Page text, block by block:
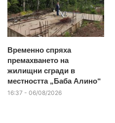
Временно спряха
премахването на
жилищни сгради в
местността „Баба Алино“
16:37 - 06/08/2026